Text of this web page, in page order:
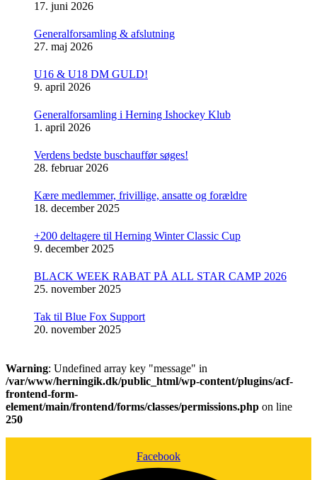
17. juni 2026
Generalforsamling & afslutning
27. maj 2026
U16 & U18 DM GULD!
9. april 2026
Generalforsamling i Herning Ishockey Klub
1. april 2026
Verdens bedste buschauffør søges!
28. februar 2026
Kære medlemmer, frivillige, ansatte og forældre
18. december 2025
+200 deltagere til Herning Winter Classic Cup
9. december 2025
BLACK WEEK RABAT PÅ ALL STAR CAMP 2026
25. november 2025
Tak til Blue Fox Support
20. november 2025
Warning: Undefined array key "message" in
/var/www/herningik.dk/public_html/wp-content/plugins/acf-
frontend-form-
element/main/frontend/forms/classes/permissions.php on line
250
Facebook